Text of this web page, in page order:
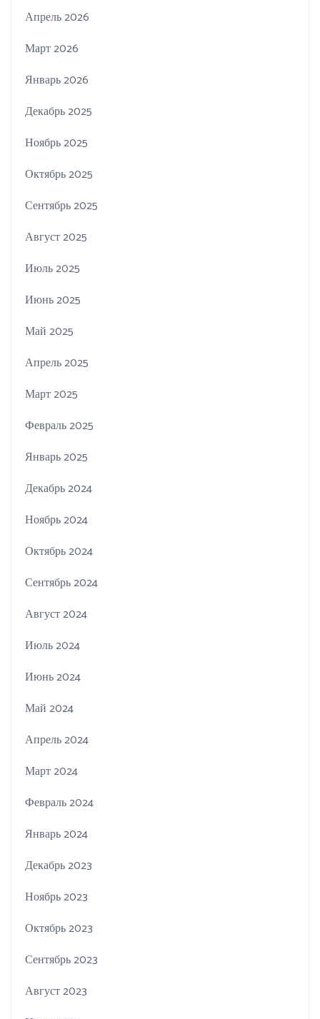
Апрель 2026
Март 2026
Январь 2026
Декабрь 2025
Ноябрь 2025
Октябрь 2025
Сентябрь 2025
Август 2025
Июль 2025
Июнь 2025
Май 2025
Апрель 2025
Март 2025
Февраль 2025
Январь 2025
Декабрь 2024
Ноябрь 2024
Октябрь 2024
Сентябрь 2024
Август 2024
Июль 2024
Июнь 2024
Май 2024
Апрель 2024
Март 2024
Февраль 2024
Январь 2024
Декабрь 2023
Ноябрь 2023
Октябрь 2023
Сентябрь 2023
Август 2023